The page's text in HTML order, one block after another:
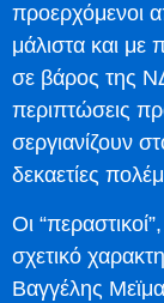
προερχόμενοι
μάλιστα και
σε βάρος της
περιπτώσεις
σεργιανίζουν
δεκαετίες
Οι
σχετικό
Βαγγέλης